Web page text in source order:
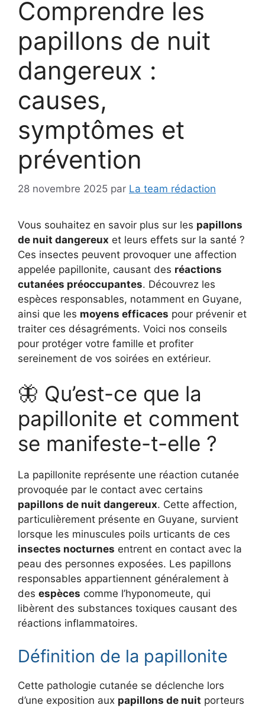
Comprendre les
papillons de nuit
dangereux :
causes,
symptômes et
prévention
28 novembre 2025 par La team rédaction
Vous souhaitez en savoir plus sur les papillons
de nuit dangereux et leurs effets sur la santé ?
Ces insectes peuvent provoquer une affection
appelée papillonite, causant des réactions
cutanées préoccupantes. Découvrez les
espèces responsables, notamment en Guyane,
ainsi que les moyens efficaces pour prévenir et
traiter ces désagréments. Voici nos conseils
pour protéger votre famille et profiter
sereinement de vos soirées en extérieur.
🦋 Qu’est-ce que la
papillonite et comment
se manifeste-t-elle ?
La papillonite représente une réaction cutanée
provoquée par le contact avec certains
papillons de nuit dangereux. Cette affection,
particulièrement présente en Guyane, survient
lorsque les minuscules poils urticants de ces
insectes nocturnes entrent en contact avec la
peau des personnes exposées. Les papillons
responsables appartiennent généralement à
des espèces comme l’hyponomeute, qui
libèrent des substances toxiques causant des
réactions inflammatoires.
Définition de la papillonite
Cette pathologie cutanée se déclenche lors
d’une exposition aux papillons de nuit porteurs